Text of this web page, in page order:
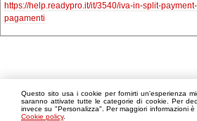
Questo sito usa i cookie per fornirti un'esperienza
saranno attivate tutte le categorie di cookie. Per
invece su "Personalizza". Per maggiori informazioni
Cookie policy.
https://help.readypro.it/it/3540/iva-in-split-
pagamenti